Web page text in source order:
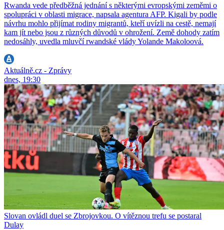
Rwanda vede předběžná jednání s některými evropskými zeměmi o
spolupráci v oblasti migrace, napsala agentura AFP. Kigali by podle
návrhu mohlo přijímat rodiny migrantů, kteří uvízli na cestě, nemají
kam jít nebo jsou z různých důvodů v ohrožení. Země dohody zatím
nedosáhly, uvedla mluvčí rwandské vlády Yolande Makoloová.
Aktuálně.cz - Zprávy
dnes, 19:30
Slovan ovládl duel se Zbrojovkou. O vítěznou trefu se postaral
Dulay